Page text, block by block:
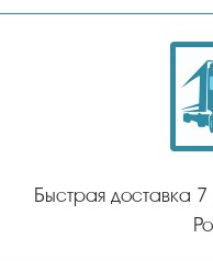
Быстрая доставка